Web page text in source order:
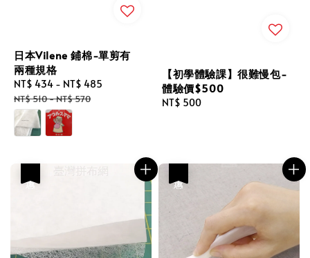
日本Vilene 鋪棉-單剪有
兩種規格
Sale
price
NT$ 434 - NT$ 485
NT$ 510-NT$ 570
【初學體驗課】很難慢包-
體驗價$500
Regular
NT$ 500